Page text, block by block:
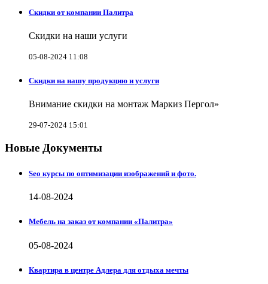
Скидки от компании Палитра
Скидки на наши услуги
05-08-2024 11:08
Скидки на нашу продукцию и услуги
Внимание скидки на монтаж Маркиз Пергол»
29-07-2024 15:01
Новые Документы
Seo курсы по оптимизации изображений и фото.
14-08-2024
Мебель на заказ от компании «Палитра»
05-08-2024
Квартира в центре Адлера для отдыха мечты